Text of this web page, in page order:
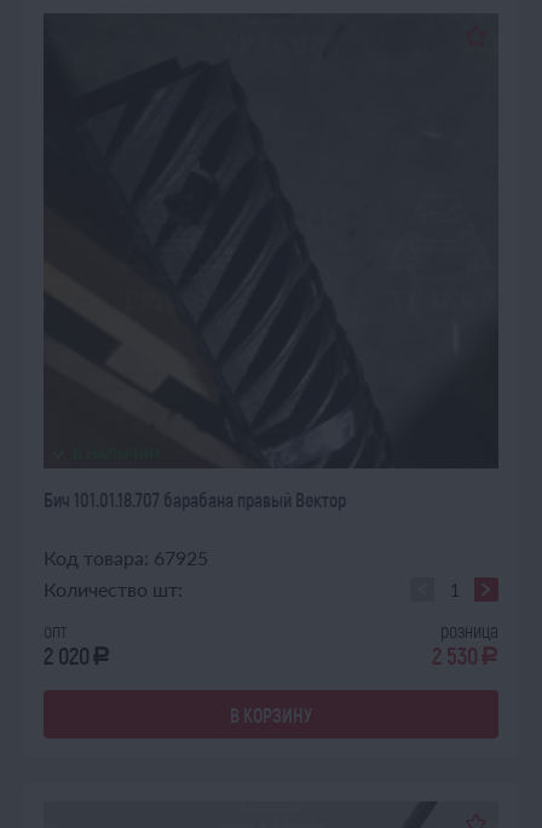
Бич 101.01.18.707 барабана правый Вектор
Код товара: 67925
Количество шт:
опт
2 020 a
розница
2 530 a
В КОРЗИНУ